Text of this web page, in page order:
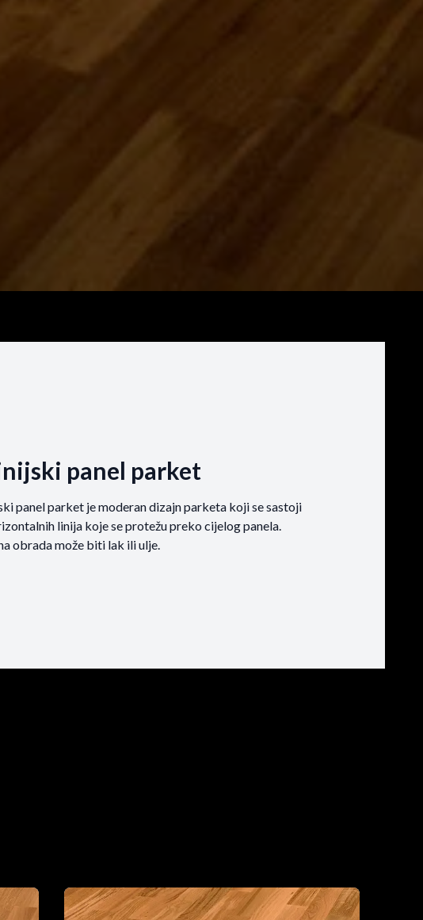
panel parket
panel parket je moderan dizajn parketa koji se sastoji
linija koje se protežu preko cijelog panela.
obrada može biti lak ili ulje.